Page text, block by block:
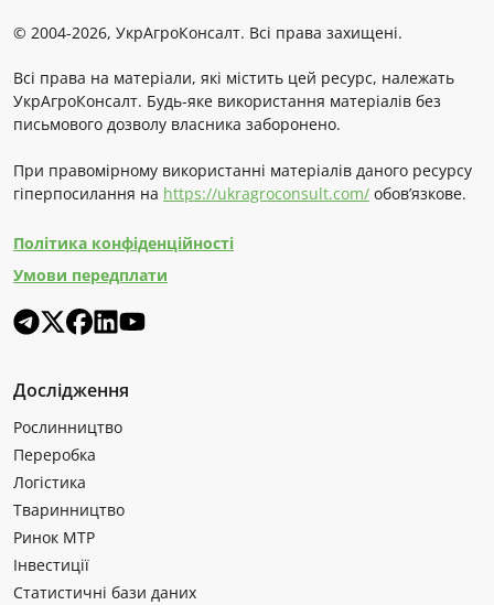
© 2004-2026, УкрАгроКонсалт. Всі права захищені.
Всі права на матеріали, які містить цей ресурс, належать
УкрАгроКонсалт. Будь-яке використання матеріалів без
письмового дозволу власника заборонено.
При правомірному використанні матеріалів даного ресурсу
гіперпосилання на https://ukragroconsult.com/ обов’язкове.
Політика конфіденційності
Умови передплати
Дослідження
Рослинництво
Переробка
Логістика
Тваринництво
Ринок МТР
Інвестиції
Статистичні бази даних